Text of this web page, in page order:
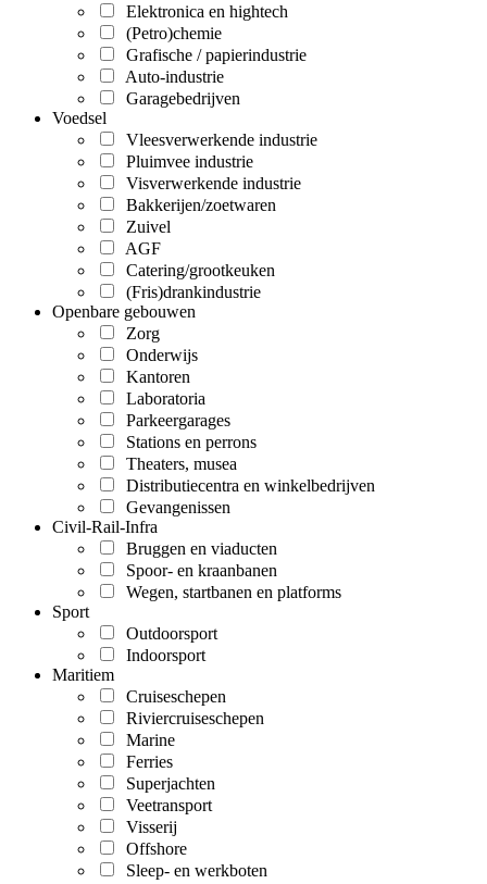
Elektronica en hightech
(Petro)chemie
Grafische / papierindustrie
Auto-industrie
Garagebedrijven
Voedsel
Vleesverwerkende industrie
Pluimvee industrie
Visverwerkende industrie
Bakkerijen/zoetwaren
Zuivel
AGF
Catering/grootkeuken
(Fris)drankindustrie
Openbare gebouwen
Zorg
Onderwijs
Kantoren
Laboratoria
Parkeergarages
Stations en perrons
Theaters, musea
Distributiecentra en winkelbedrijven
Gevangenissen
Civil-Rail-Infra
Bruggen en viaducten
Spoor- en kraanbanen
Wegen, startbanen en platforms
Sport
Outdoorsport
Indoorsport
Maritiem
Cruiseschepen
Riviercruiseschepen
Marine
Ferries
Superjachten
Veetransport
Visserij
Offshore
Sleep- en werkboten